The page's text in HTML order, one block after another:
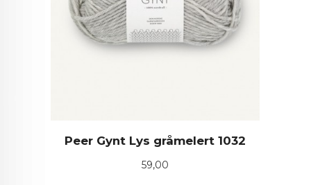
Peer Gynt Lys gråmelert 1032
Pris
59,00